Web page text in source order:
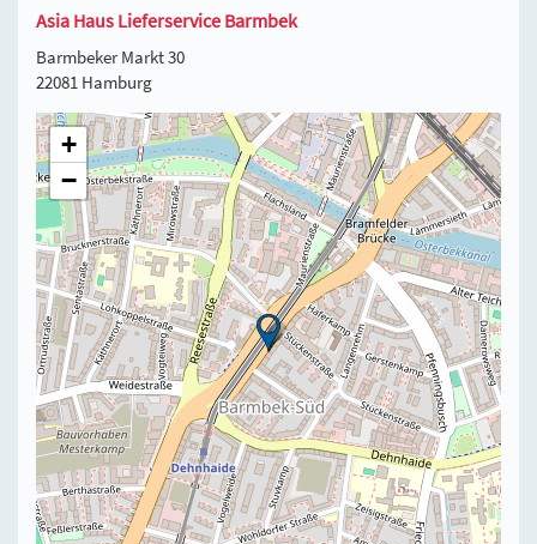
Asia Haus Lieferservice Barmbek
Barmbeker Markt 30
22081 Hamburg
+
−